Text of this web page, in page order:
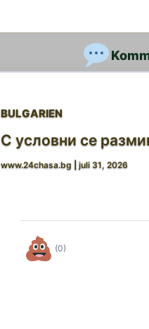
BULGARIEN
С условни се
www.24chasa.bg juli 31, 2026
(0)